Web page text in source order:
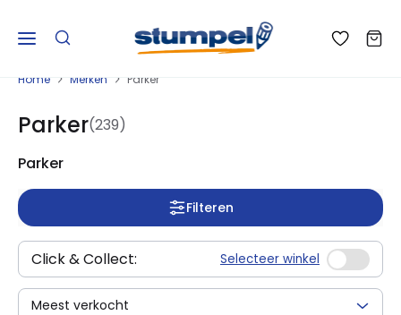
Home Merken Parker
Parker(239)
Parker
Filteren
Click & Collect: Selecteer winkel
Meest verkocht